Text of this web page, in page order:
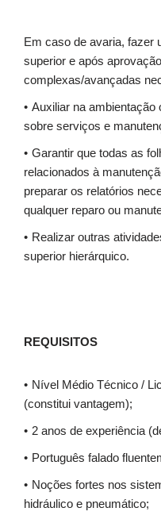
Em caso de avaria, fazer
superior e após
complexas/avançadas
Auxiliar na ambientação
sobre serviços e
Garantir que todas as
relacionados à
preparar os relatórios
qualquer reparo ou
Realizar outras
superior hierárquico.
REQUISITOS
Nível Médio Técnico /
(constitui vantagem);
2 anos de experiência
Português falado
Noções fortes nos
hidráulico e pneumático;